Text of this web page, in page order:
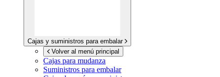
Cajas y suministros para embalar
Volver al menú principal
Cajas para mudanza
Suministros para embalar